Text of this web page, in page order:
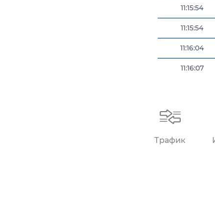
11:15:54
11:15:54
11:16:04
11:16:07
Трафик